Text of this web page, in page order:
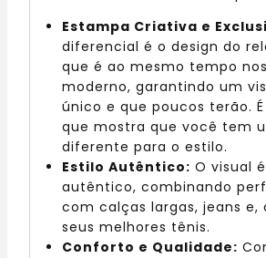
Estampa Criativa e
diferencial é o design do
que é ao mesmo tempo
moderno, garantindo um
único e que poucos terão.
que mostra que você tem
diferente para o estilo.
Estilo Autêntico: O visual
autêntico, combinando
com calças largas, jeans e,
seus melhores tênis.
Conforto e Qualidade: